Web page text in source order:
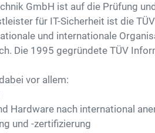
GmbH ist auf die Prüfung
für IT-Sicherheit ist die
und internationale
Die 1995 gegründete TÜV
vor allem:
Hardware nach international
und -zertifizierung